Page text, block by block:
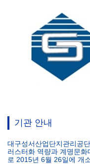
기관 안내
대구성서산업단지관리공
러스터화 역량과 계명문
로 2015년 6월 26일에 개